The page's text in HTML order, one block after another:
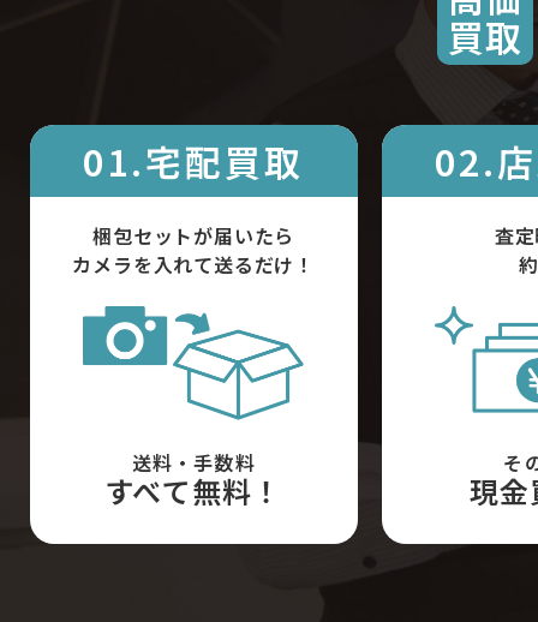
買取
01.宅配買取
梱包セットが届いたら
カメラを入れて送るだけ！
送料・手数料
すべて無料！
02.
査
そ
現